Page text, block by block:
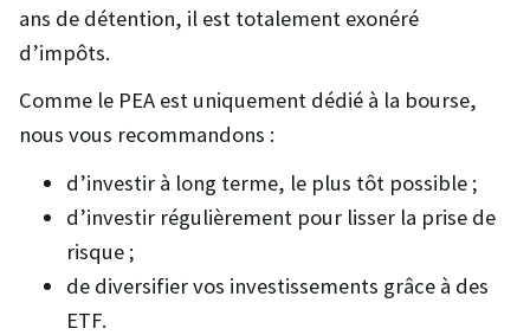
ans de détention, il est totalement exonéré
d’impôts.
Comme le PEA est uniquement dédié à la bourse,
nous vous recommandons :
d’investir à long terme, le plus tôt possible ;
d’investir régulièrement pour lisser la prise de
risque ;
de diversifier vos investissements grâce à des
ETF.